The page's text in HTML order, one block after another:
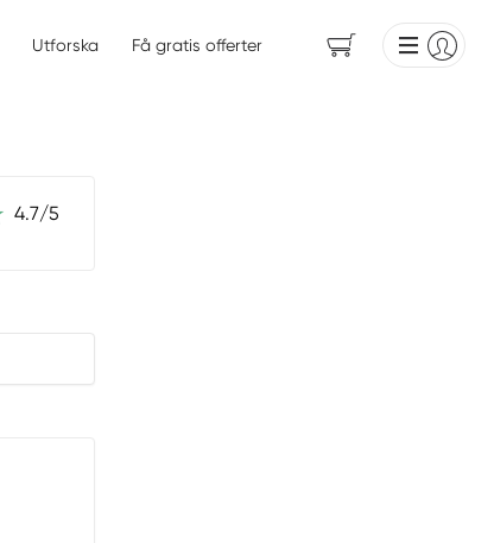
Utforska Få gratis offerter
4.7/5